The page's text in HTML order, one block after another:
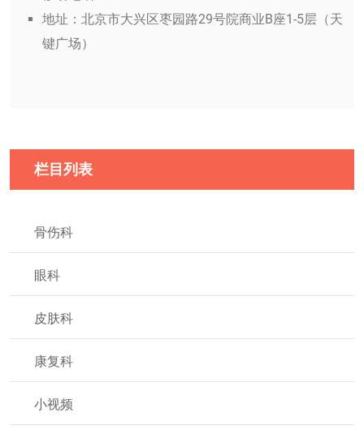
地址：北京市大兴区枣园路29号院商业B座1-5层（天
键广场）
栏目列表
骨伤科
眼科
皮肤科
康复科
小视频